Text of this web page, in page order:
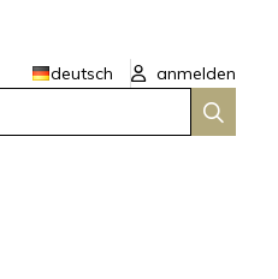
deutsch
anmelden